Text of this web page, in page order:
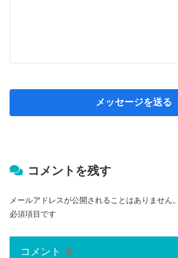
コメントを残す
メールアドレスが公開されることはありません。
必須項目です
コメント ※